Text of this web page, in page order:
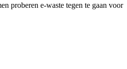
proberen e-waste tegen te gaan voor